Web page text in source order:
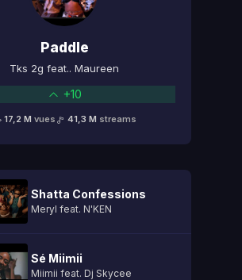
Paddle
Tks 2g feat.. Maureen
+10
17,2 M vues 41,3 M streams
Shatta Confessions
Meryl feat. N'KEN
Sé Miimii
Miimii feat. Dj Skycee